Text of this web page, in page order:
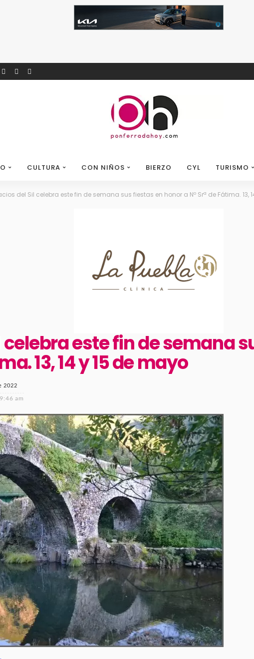
CULTURA CON NIÑOS BIERZO CYL TURISMO
del Sil celebra este fin de semana sus fiestas en honor a Nº Srª de Fátima. 13,
celebra este fin de semana
13, 14 y 15 de mayo
2022
am